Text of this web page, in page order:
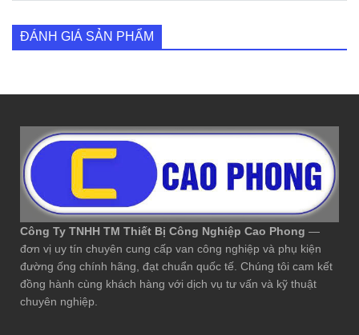
ĐÁNH GIÁ SẢN PHẨM
Công Ty TNHH TM Thiết Bị Công Nghiệp Cao Phong —
đơn vị uy tín chuyên cung cấp van công nghiệp và phụ kiện
đường ống chính hãng, đạt chuẩn quốc tế. Chúng tôi cam kết
đồng hành cùng khách hàng với dịch vụ tư vấn và kỹ thuật
chuyên nghiệp.